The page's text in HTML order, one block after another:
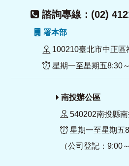
諮詢專線：(02)
署本部
100210臺北市中正區
星期一至星期五8:30
南投辦公區
540202南投縣
星期一至星期五
（公司登記：9:00